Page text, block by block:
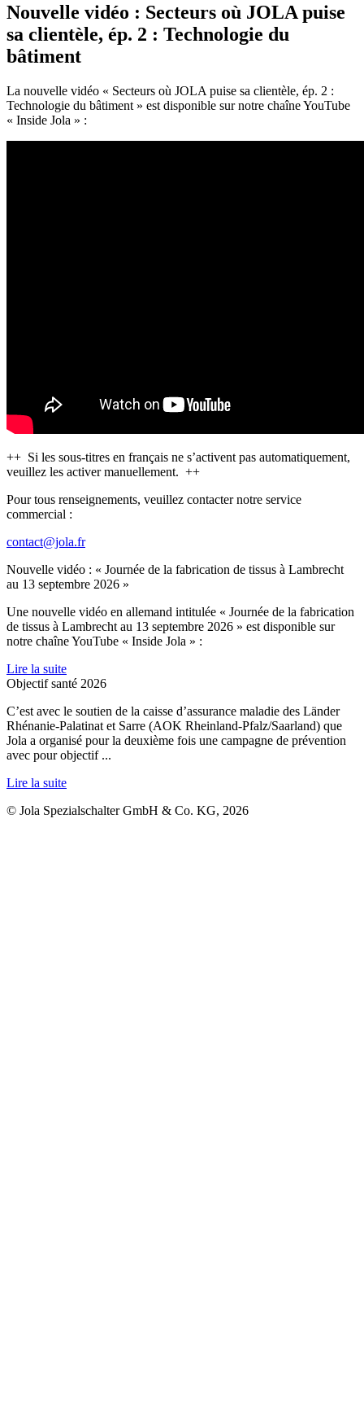
Nouvelle vidéo : Secteurs où JOLA puise
sa clientèle, ép. 2 : Technologie du
bâtiment
La nouvelle vidéo « Secteurs où JOLA puise sa clientèle, ép. 2 :
Technologie du bâtiment » est disponible sur notre chaîne YouTube
« Inside Jola » :
++ Si les sous-titres en français ne s’activent pas automatiquement,
veuillez les activer manuellement. ++
Pour tous renseignements, veuillez contacter notre service
commercial :
contact@jola.fr
Nouvelle vidéo : « Journée de la fabrication de tissus à Lambrecht
au 13 septembre 2026 »
Une nouvelle vidéo en allemand intitulée « Journée de la fabrication
de tissus à Lambrecht au 13 septembre 2026 » est disponible sur
notre chaîne YouTube « Inside Jola » :
Lire la suite
Objectif santé 2026
C’est avec le soutien de la caisse d’assurance maladie des Länder
Rhénanie-Palatinat et Sarre (AOK Rheinland-Pfalz/Saarland) que
Jola a organisé pour la deuxième fois une campagne de prévention
avec pour objectif ...
Lire la suite
© Jola Spezialschalter GmbH & Co. KG, 2026